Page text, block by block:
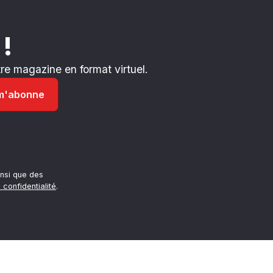
magazine en format virtuel.
que des
confidentialité.